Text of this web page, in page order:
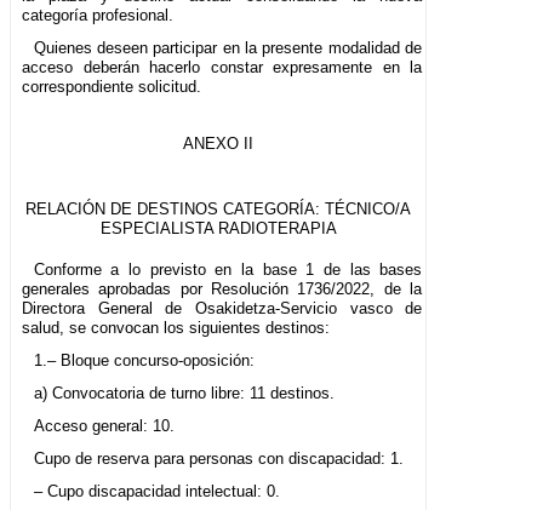
categoría profesional.
Quienes deseen participar en la presente modalidad de
acceso deberán hacerlo constar expresamente en la
correspondiente solicitud.
ANEXO II
RELACIÓN DE DESTINOS CATEGORÍA: TÉCNICO/A
ESPECIALISTA RADIOTERAPIA
Conforme a lo previsto en la base 1 de las bases
generales aprobadas por Resolución 1736/2022, de la
Directora General de Osakidetza-Servicio vasco de
salud, se convocan los siguientes destinos:
1.– Bloque concurso-oposición:
a) Convocatoria de turno libre: 11 destinos.
Acceso general: 10.
Cupo de reserva para personas con discapacidad: 1.
– Cupo discapacidad intelectual: 0.